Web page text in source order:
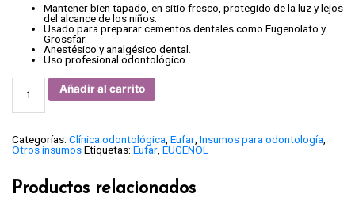
Mantener bien tapado, en sitio fresco, protegido de la luz y lejos
del alcance de los niños.
Usado para preparar cementos dentales como Eugenolato y
Grossfar.
Anestésico y analgésico dental.
Uso profesional odontológico.
EUGENOL
EUFAR
ML.
Añadir al carrito
Categorías: Clínica odontológica Eufar Insumos para odontología
Otros insumosEtiquetas: Eufar EUGENOL
Productos relacionados